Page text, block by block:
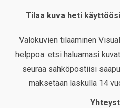
Tilaa kuva heti
Valokuvien tilaaminen
helppoa: etsi haluamasi
seuraa sähköpostiisi
maksetaan laskulla 14